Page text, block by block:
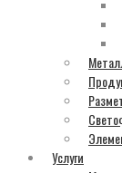
Услуги